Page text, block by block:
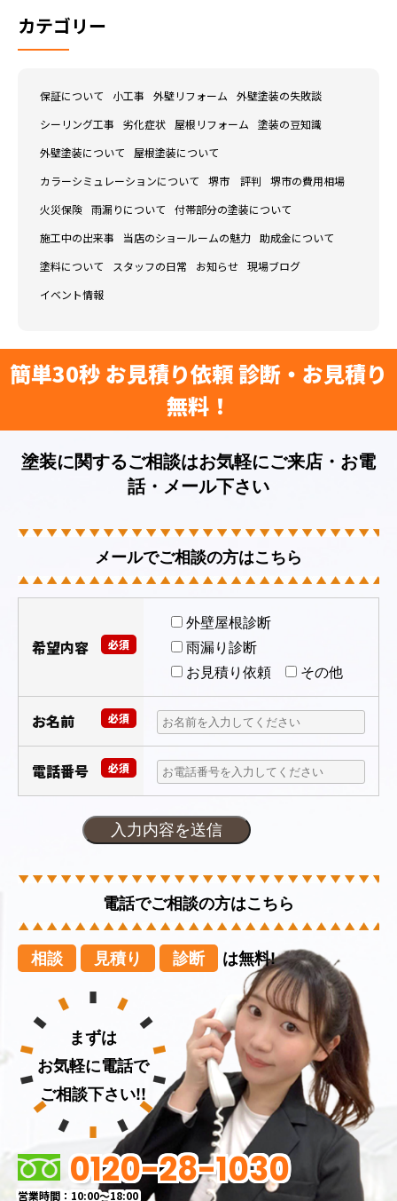
カテゴリー
保証について 小工事 外壁リフォーム 外壁塗装の失敗談
シーリング工事 劣化症状 屋根リフォーム 塗装の豆知識
外壁塗装について 屋根塗装について
カラーシミュレーションについて 堺市 評判 堺市の費用相場
火災保険 雨漏りについて 付帯部分の塗装について
施工中の出来事 当店のショールームの魅力 助成金について
塗料について スタッフの日常 お知らせ 現場ブログ
イベント情報
簡単30秒 お見積り依頼 診断・お見積り
無料！
塗装に関するご相談はお気軽にご来店・お電
話・メール下さい
メールでご相談の方はこちら
必須
希望内容
外壁屋根診断
雨漏り診断
お見積り依頼
その他
お名前 必須
電話番号 必須
電話でご相談の方はこちら
相談 見積り 診断 は無料!
まずは
お気軽に電話で
ご相談下さい!!
0120-28-1030
営業時間：10:00～18:00